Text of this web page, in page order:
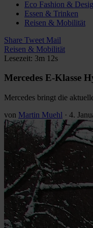
Eco Fashion &
Essen & Trinken
Reisen & Mobilität
Share Tweet Mail
Reisen & Mobilität
Lesezeit: 3m 12s
Mercedes E-Klasse
Mercedes bringt die
von Martin Muehl · 4.